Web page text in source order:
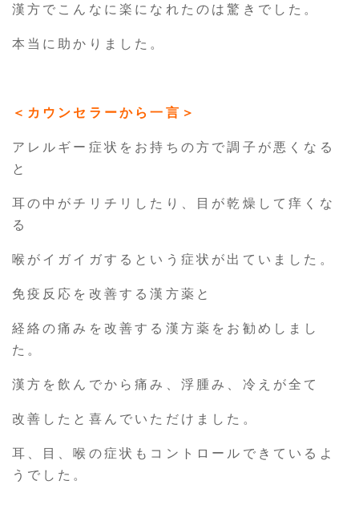
漢方でこんなに楽になれたのは驚きでした。
本当に助かりました。
＜カウンセラーから一言＞
アレルギー症状をお持ちの方で調子が悪くなる
と
耳の中がチリチリしたり、目が乾燥して痒くな
る
喉がイガイガするという症状が出ていました。
免疫反応を改善する漢方薬と
経絡の痛みを改善する漢方薬をお勧めしまし
た。
漢方を飲んでから痛み、浮腫み、冷えが全て
改善したと喜んでいただけました。
耳、目、喉の症状もコントロールできているよ
うでした。